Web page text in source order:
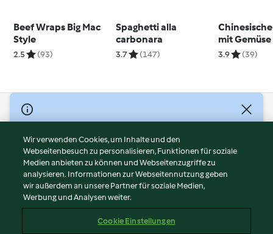
Beef Wraps Big Mac
Style
2.5 (93)
Spaghetti alla
carbonara
3.7 (147)
mit
3.9 (39)
© Copyright 2026
Nutzungsbedingungen
Datenschutzrichtlinien
Disclaimer
Impressum
Cookies
Wir verwenden Cookies, um Inhalte und den
Webseitenbesuch zu personalisieren, Funktionen für soziale
Medien anbieten zu können und Webseitenzugriffe zu
analysieren. Informationen zur Webseitennutzung geben
wir außerdem an unsere Partner für soziale Medien,
Werbung und Analysen weiter.
Cookie Einstellungen